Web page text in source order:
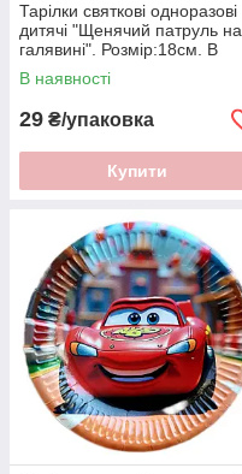
Тарілки святкові одноразові
дитячі "Щенячий патруль на
галявинi". Розмір:18см. В
упак: 10шт.
В наявності
29 ₴/упаковка
Купити